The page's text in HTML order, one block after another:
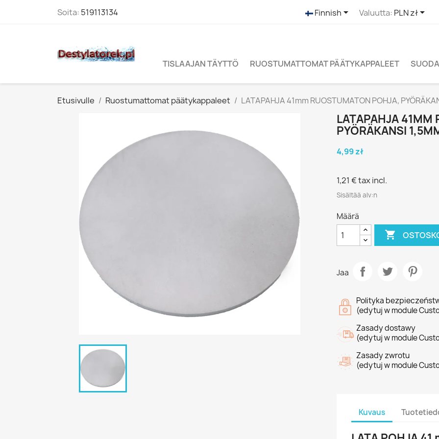
Soita: 519113134 Finnish Valuutta: PLN zł
TISLAAJAN TÄYTTÖ RUOSTUMATTOMAT PÄÄTYKAPPALEET
Etusivulle Ruostumattomat päätykappaleet LATAPAHJA 41mm RUOSTUMATON POHJA,
LATAPAHJA 41MM
PYÖRÄKANSI
4,99 zł
1,21 €tax incl.
Sisältää alv:n
Määrä

Jaa
Polityka
(edytuj w module
Zasady dostawy
(edytuj w module
Zasady zwrotu
(edytuj w module
Kuvaus